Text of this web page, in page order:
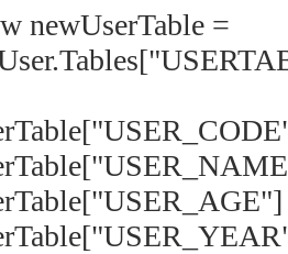
newUserTable =